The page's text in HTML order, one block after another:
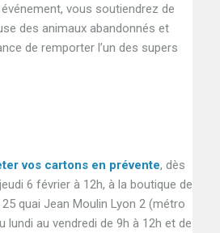
vous soutiendrez de
des animaux abandonnés et
de remporter l’un des supers
vos cartons en prévente, dès
6 février à 12h, à la boutique de
quai Jean Moulin Lyon 2 (métro
lundi au vendredi de 9h à 12h et de